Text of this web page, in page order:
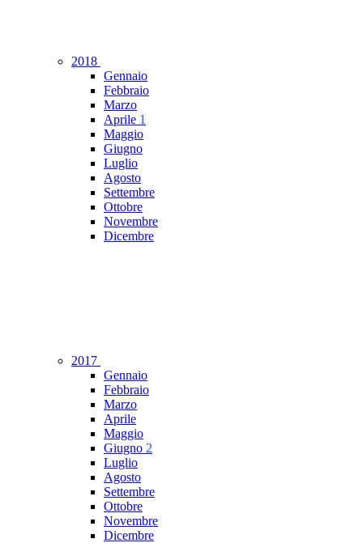
2018
Gennaio
Febbraio
Marzo
Aprile 1
Maggio
Giugno
Luglio
Agosto
Settembre
Ottobre
Novembre
Dicembre
2017
Gennaio
Febbraio
Marzo
Aprile
Maggio
Giugno 2
Luglio
Agosto
Settembre
Ottobre
Novembre
Dicembre